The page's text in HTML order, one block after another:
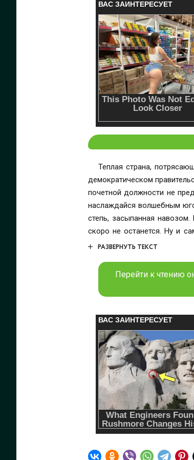
Теплая страна,
демократическом
почетной должности не
наслаждайся волшебным югом. Прочитали? Не завидуйте, потому что я вам наврал про все, кроме демократии. Духота, пыль
степь, засыпанная
скоро не останется. Ну и само задание из тех, где ни на секунду нельзя расслабиться. Малейшая невнимательность, и можно перепутать
коридоры.
РАЗВЕРНУТЬ ТЕКСТ
Перейти к чтению